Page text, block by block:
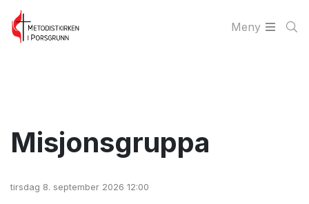
Meny
Misjonsgruppa
tirsdag 8. september 2026 12:00